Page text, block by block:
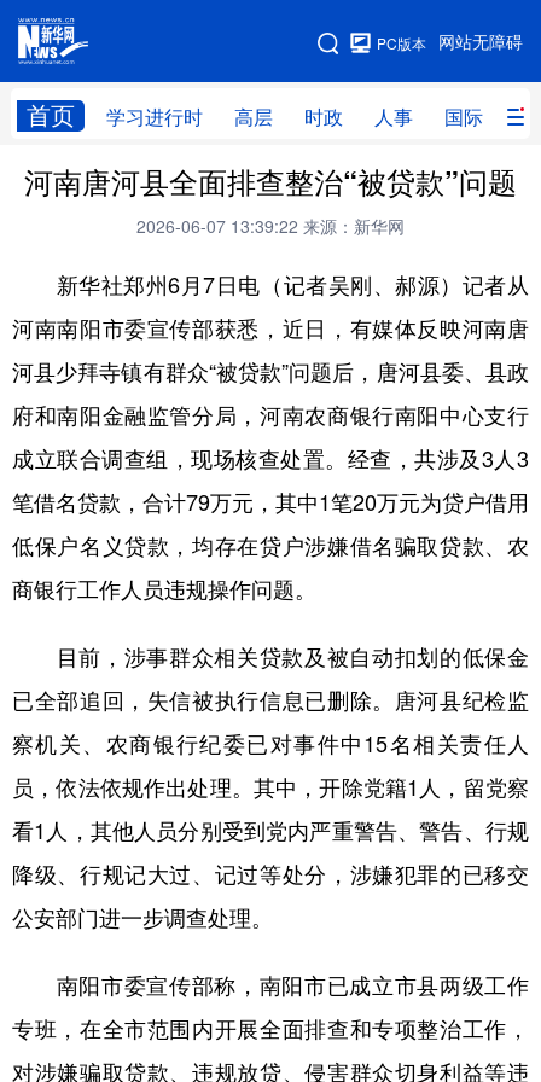
网站无障碍
PC版本
首页 学习进行时 高层 时政 人事 国际 财
网站地图
学习进行时 高层 时政 人事
财经 网评
台湾 思客智库 全球连线 教育
科技 科创 量子 体育
文化 书画 健康 军事
食品 人居 信息化 数字经济
学术中国 乡村振兴
彩票 娱乐 时尚 悦读
公益 一带一路 亚太网 上市公司
文化产业
地方频道
北京 天津
辽宁 吉林 上海 江苏
浙江 安徽 福建 江西
河南唐河县全面排查整治“被贷款”问题
2026-06-07 13:39:22 来源：新华网
新华社郑州6月7日电（记者吴刚、郝源）记者从
河南南阳市委宣传部获悉，近日，有媒体反映河南唐
河县少拜寺镇有群众“被贷款”问题后，唐河县委、县政
府和南阳金融监管分局，河南农商银行南阳中心支行
成立联合调查组，现场核查处置。经查，共涉及3人3
笔借名贷款，合计79万元，其中1笔20万元为贷户借用
低保户名义贷款，均存在贷户涉嫌借名骗取贷款、农
商银行工作人员违规操作问题。
目前，涉事群众相关贷款及被自动扣划的低保金
已全部追回，失信被执行信息已删除。唐河县纪检监
察机关、农商银行纪委已对事件中15名相关责任人
员，依法依规作出处理。其中，开除党籍1人，留党察
看1人，其他人员分别受到党内严重警告、警告、行规
降级、行规记大过、记过等处分，涉嫌犯罪的已移交
公安部门进一步调查处理。
南阳市委宣传部称，南阳市已成立市县两级工作
专班，在全市范围内开展全面排查和专项整治工作，
对涉嫌骗取贷款、违规放贷、侵害群众切身利益等违